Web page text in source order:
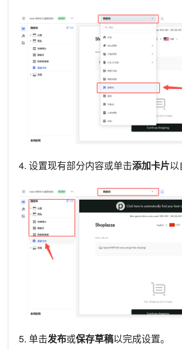
4. 设置现有部分内容或单击添加卡片以
5. 单击发布或保存草稿以完成设置。